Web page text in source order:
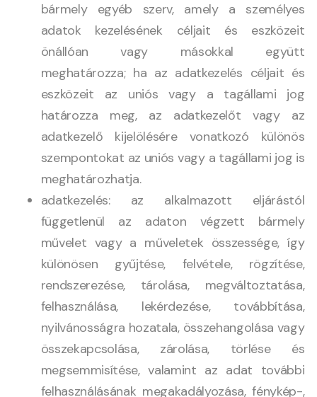
bármely egyéb szerv, amely a személyes
adatok kezelésének céljait és eszközeit
önállóan vagy másokkal együtt
meghatározza; ha az adatkezelés céljait és
eszközeit az uniós vagy a tagállami jog
határozza meg, az adatkezelőt vagy az
adatkezelő kijelölésére vonatkozó különös
szempontokat az uniós vagy a tagállami jog is
meghatározhatja.
adatkezelés: az alkalmazott eljárástól
függetlenül az adaton végzett bármely
művelet vagy a műveletek összessége, így
különösen gyűjtése, felvétele, rögzítése,
rendszerezése, tárolása, megváltoztatása,
felhasználása, lekérdezése, továbbítása,
nyilvánosságra hozatala, összehangolása vagy
összekapcsolása, zárolása, törlése és
megsemmisítése, valamint az adat további
felhasználásának megakadályozása, fénykép-,